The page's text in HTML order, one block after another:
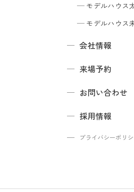
モデルハウス
モデルハウス
会社情報
来場予約
お問い合わせ
採用情報
プライバシーポリ